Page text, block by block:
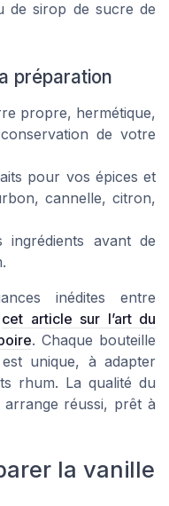
de sirop de sucre de
préparation
propre, hermétique,
de votre
pour vos épices et
cannelle, citron,
ingrédients avant de
inédites entre
cet article sur l’art du
. Chaque bouteille
unique, à adapter
rhum. La qualité du
réussi, prêt à
la vanille